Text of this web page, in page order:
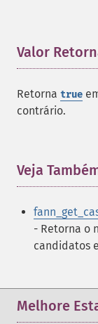
Valor
Retorna true
contrário.
Veja
- Retorna o
candidatos
Melhore